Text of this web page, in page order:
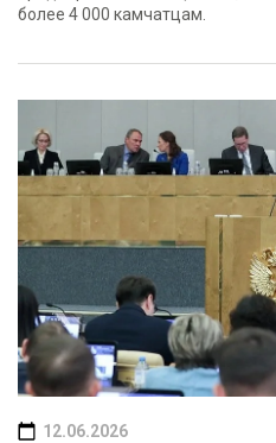
более 4 000 камчатцам.
12.06.2026